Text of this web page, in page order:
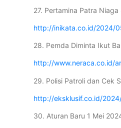
27. Pertamina Patra
http://inikata.co.id/2024/
28. Pemda Diminta Ikut
http://www.neraca.co.id/
29. Polisi Patroli dan Cek
http://eksklusif.co.id/
30. Aturan Baru 1 Mei